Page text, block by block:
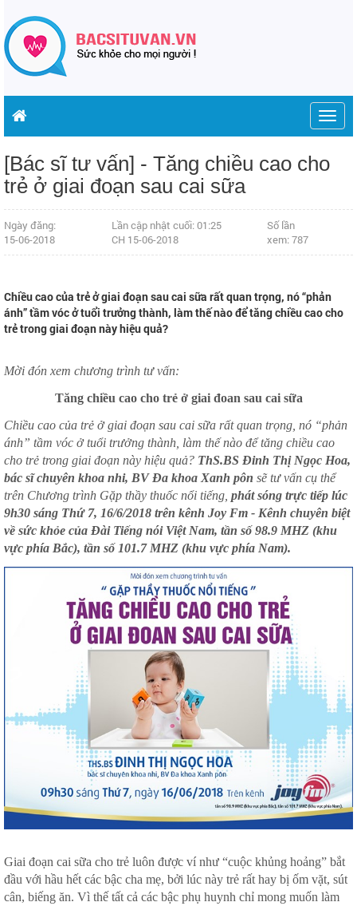
[Bác sĩ tư vấn] - Tăng chiều cao cho
trẻ ở giai đoạn sau cai sữa
Ngày đăng:
15-06-2018
Lần cập nhật cuối: 01:25
CH 15-06-2018
Số lần
xem: 787
Chiều cao của trẻ ở giai đoạn sau cai sữa rất quan trọng, nó “phản
ánh” tầm vóc ở tuổi trưởng thành, làm thế nào để tăng chiều cao cho
trẻ trong giai đoạn này hiệu quả?
Mời đón xem chương trình tư vấn:
Tăng chiều cao cho trẻ ở giai đoan sau cai sữa
Chiều cao của trẻ ở giai đoạn sau cai sữa rất quan trọng, nó “phản
ánh” tầm vóc ở tuổi trưởng thành, làm thế nào để tăng chiều cao
cho trẻ trong giai đoạn này hiệu quả? ThS.BS Đinh Thị Ngọc Hoa,
bác sĩ chuyên khoa nhi, BV Đa khoa Xanh pôn sẽ tư vấn cụ thể
trên Chương trình Gặp thầy thuốc nổi tiếng, phát sóng trực tiếp lúc
9h30 sáng Thứ 7, 16/6/2018 trên kênh Joy Fm - Kênh chuyên biệt
về sức khỏe của Đài Tiếng nói Việt Nam, tần số 98.9 MHZ (khu
vực phía Bắc), tần số 101.7 MHZ (khu vực phía Nam).
Giai đoạn cai sữa cho trẻ luôn được ví như “cuộc khủng hoảng” bắt
đầu với hầu hết các bậc cha mẹ, bởi lúc này trẻ rất hay bị ốm vặt, sút
cân, biếng ăn. Vì thế tất cả các bậc phụ huynh chỉ mong muốn làm